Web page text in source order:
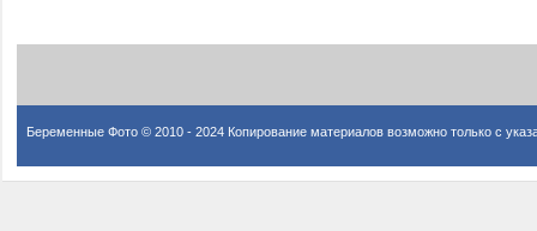
Беременные Фото © 2010 - 2024 Копирование материалов возможно только с